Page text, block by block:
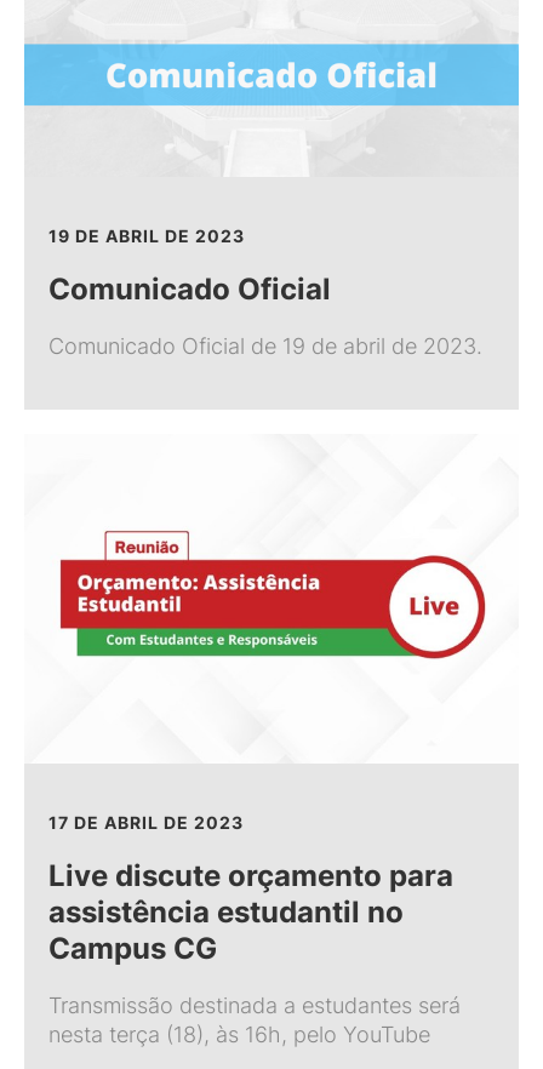
19 DE ABRIL DE 2023
Comunicado Oficial
Comunicado Oficial de 19 de abril de 2023.
17 DE ABRIL DE 2023
Live discute orçamento para
assistência estudantil no
Campus CG
Transmissão destinada a estudantes será
nesta terça (18), às 16h, pelo YouTube